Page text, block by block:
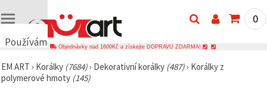
Používáme
🍪
Používáme
0
Objednávky nad 1600Kč a získejte DOPRAVU ZDARMA!
EM ART › Korálky (7684)› Dekorativní korálky (487)› Korálky z
polymerové hmoty (145)